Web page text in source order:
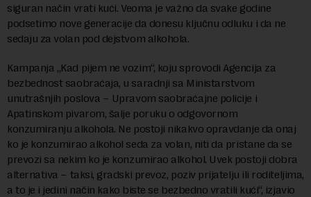
siguran način vrati kući. Veoma je važno da svake godine
podsetimo nove generacije da donesu ključnu odluku i da ne
sedaju za volan pod dejstvom alkohola.
Kampanja „Kad pijem ne vozim“, koju sprovodi Agencija za
bezbednost saobraćaja, u saradnji sa Ministarstvom
unutrašnjih poslova – Upravom saobraćajne policije i
Apatinskom pivarom, šalje poruku o odgovornom
konzumiranju alkohola. Ne postoji nikakvo opravdanje da onaj
ko je konzumirao alkohol seda za volan, niti da pristane da se
prevozi sa nekim ko je konzumirao alkohol. Uvek postoji dobra
alternativa – taksi, gradski prevoz, poziv prijatelju ili roditeljima,
a to je i jedini način kako biste se bezbedno vratili kući“, izjavio